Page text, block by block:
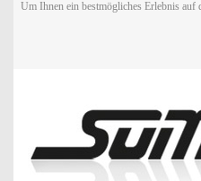
Um Ihnen ein bestmögliches Erlebnis